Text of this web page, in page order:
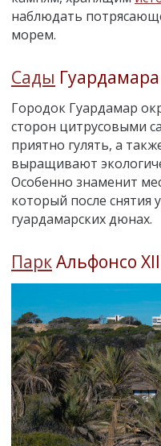
наблюдать
морем.
Сады Гуардамара
Городок Гуардамар
сторон цитрусовыми
приятно гулять, а
выращивают
Особенно знаменит
который после
гуардамарских дюнах.
ПаркАльфонсо